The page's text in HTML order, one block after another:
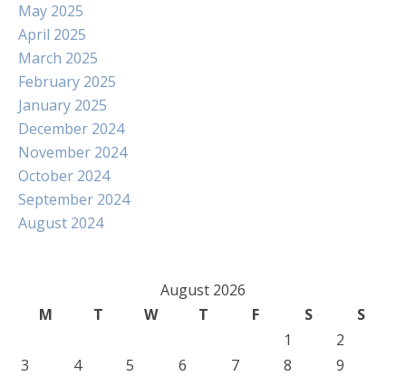
May 2025
April 2025
March 2025
February 2025
January 2025
December 2024
November 2024
October 2024
September 2024
August 2024
August 2026
M
T W T F S
S
1
2
3
4 5 6 7 8
9